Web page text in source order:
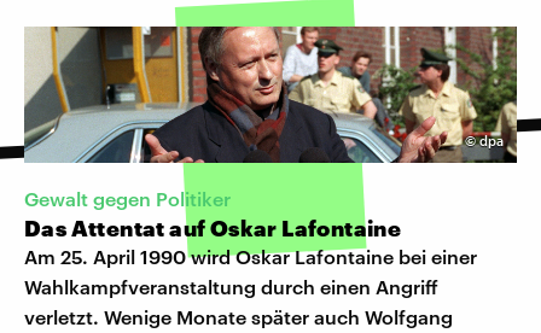
©dpa
Gewalt gegen Politiker
Das Attentat auf Oskar Lafontaine
Am 25. April 1990 wird Oskar Lafontaine bei einer
Wahlkampfveranstaltung durch einen Angriff
verletzt. Wenige Monate später auch Wolfgang